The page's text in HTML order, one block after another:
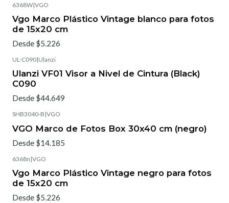
6368W|VGO
Vgo Marco Plástico Vintage blanco para fotos
de 15x20 cm
Desde $5.226
UL-C090|Ulanzi
Ulanzi VF01 Visor a Nivel de Cintura (Black)
C090
Desde $44.649
SHB3040-B |VGO
VGO Marco de Fotos Box 30x40 cm (negro)
Desde $14.185
6368n |VGO
Vgo Marco Plástico Vintage negro para fotos
de 15x20 cm
Desde $5.226